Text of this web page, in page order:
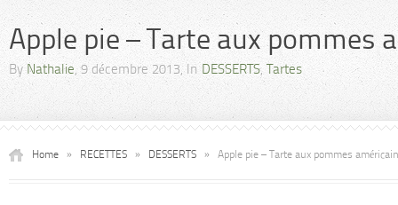
Apple pie – Tarte aux pommes
By Nathalie, 9 décembre 2013, In DESSERTS, Tartes
Home » RECETTES » DESSERTS » Apple pie – Tarte aux pommes